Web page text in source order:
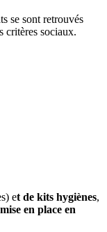
se sont retrouvés
critères sociaux.
et de kits hygiènes,
en place en